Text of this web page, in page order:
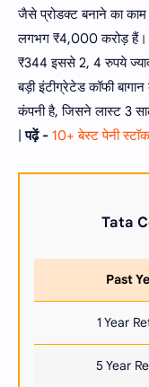
जैसे प्रोडक्ट बनाने का
लगभग ₹4,000 करोड़
₹344 इससे 2, 4 रुपये
बड़ी इंटीग्रेटेड कॉफी
कंपनी है, जिसने लास्ट 3
|पढ़ें - 10+ बेस्ट पेनी
Tata
Past
1 Year
5 Year